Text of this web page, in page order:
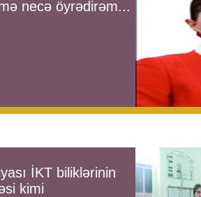
necə öyrədirəm...
İKT biliklərinin
kimi